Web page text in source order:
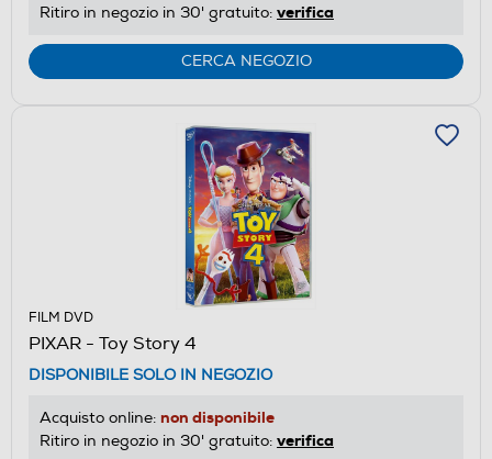
Ritiro in negozio in 30' gratuito: verifica
CERCA NEGOZIO
FILM DVD
PIXAR - Toy Story 4
DISPONIBILE SOLO IN NEGOZIO
Acquisto online: non disponibile
Ritiro in negozio in 30' gratuito: verifica